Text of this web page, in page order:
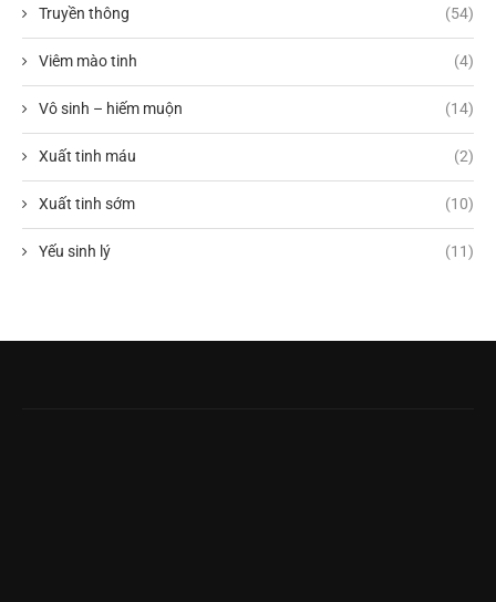
Truyền thông (54)
Viêm mào tinh (4)
Vô sinh – hiếm muộn (14)
Xuất tinh máu (2)
Xuất tinh sớm (10)
Yếu sinh lý (11)